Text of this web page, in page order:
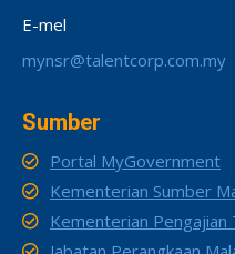
E-mel
mynsr@talentcorp.com.my
Sumber
Portal MyGovernment
Kementerian Sumber
Kementerian Pengajian